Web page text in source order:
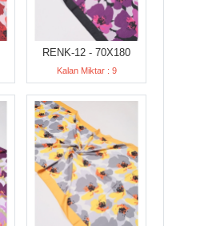
RENK-12 - 70X180
Kalan Miktar : 9